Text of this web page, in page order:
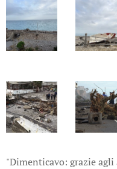
"Dimenticavo: grazie